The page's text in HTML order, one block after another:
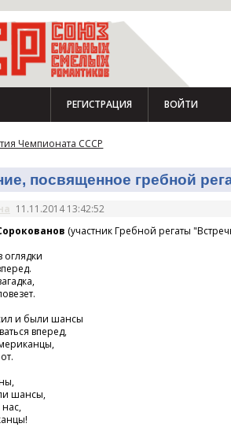
РЕГИСТРАЦИЯ ВОЙТИ
Чемпионата СССР
посвященное гребной
11.11.2014 13:42:52
(участник Гребной регаты
оглядки
и были шансы
вперед,
шансы,